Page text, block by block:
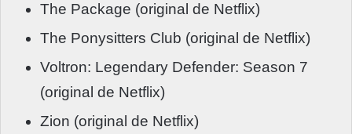
The Package (original de Netflix)
The Ponysitters Club (original de Netflix)
Voltron: Legendary Defender: Season 7
(original de Netflix)
Zion (original de Netflix)